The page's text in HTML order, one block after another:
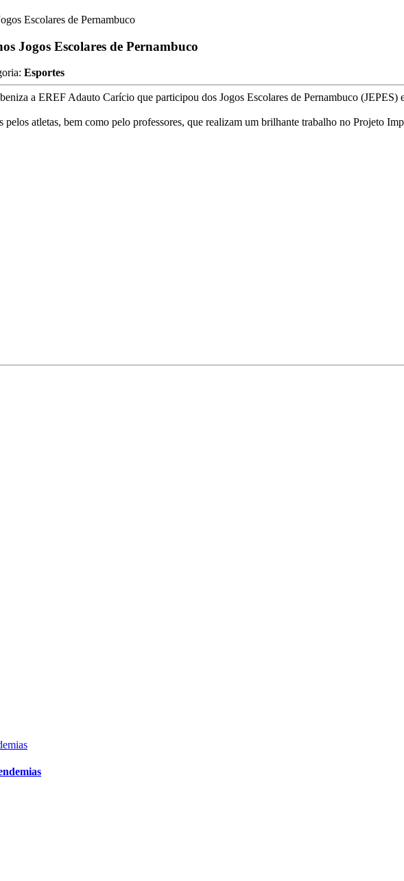
Escolares de Pernambuco
Jogos Escolares de Pernambuco
Esportes
a EREF Adauto Carício que participou dos Jogos Escolares de Pernambuco
atletas, bem como pelo professores, que realizam um brilhante trabalho no Projeto